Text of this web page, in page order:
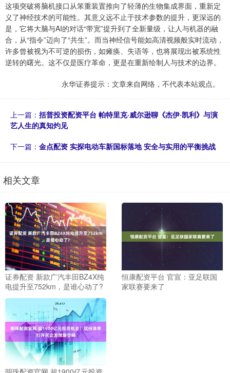
这项突破将脑机接口从笨重装置推向了轻薄的生物集成界面，重新定
义了神经技术的可能性。其意义远不止于技术参数的提升，更深远的
是，它将大脑与AI的对话“带宽”提升到了全新量级，让人与机器的融
合，从“指令”迈向了“共生”。而当神经信号能如高清视频般实时流动，
许多曾被视为不可逆的损伤，如瘫痪、失语等，也将展现出被系统性
逆转的曙光。这不仅是医疗革命，更是在重新绘制人与技术的边界。
永华证券提示：文章来自网络，不代表本站观点。
上一篇： 括普投资配资平台 帕特里克·威尔逊聊《杰伊·凯利》与演
艺人生的真知灼见
下一篇： 金点配资 实探电动车新国标落地 安全与实用的平衡挑战
相关文章
证券配资 新款广汽丰田BZ4X纯
电提升至752km，是谁心动了?
恒康配资平台 官宣：亚足联国
家联赛要来了